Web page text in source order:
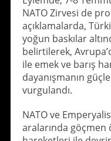
NATO Zirvesi de
açıklamalarda,
yoğun baskılar
belirtilerek,
ile emek ve barış
dayanışmanın
vurgulandı.
NATO ve
aralarında göçmen